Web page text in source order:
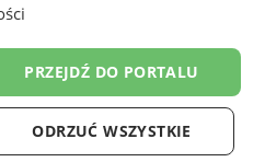
stron www -
PRZEJDŹ DO PORTALU
ODRZUĆ WSZYSTKIE